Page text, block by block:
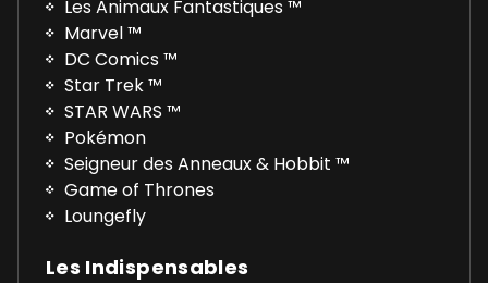
Les Animaux Fantastiques ™
Marvel ™
DC Comics ™
Star Trek ™
STAR WARS ™
Pokémon
Seigneur des Anneaux & Hobbit ™
Game of Thrones
Loungefly
Les Indispensables